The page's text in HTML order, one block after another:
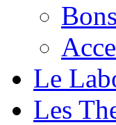
Le
Les